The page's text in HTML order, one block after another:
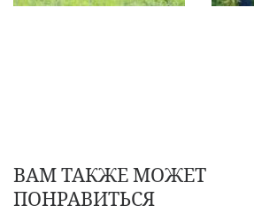
ВАМ ТАКЖЕ МОЖЕТ
ПОНРАВИТЬСЯ